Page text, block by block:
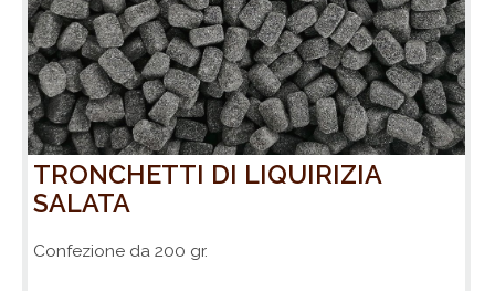
TRONCHETTI DI LIQUIRIZIA
SALATA
Confezione da 200 gr.